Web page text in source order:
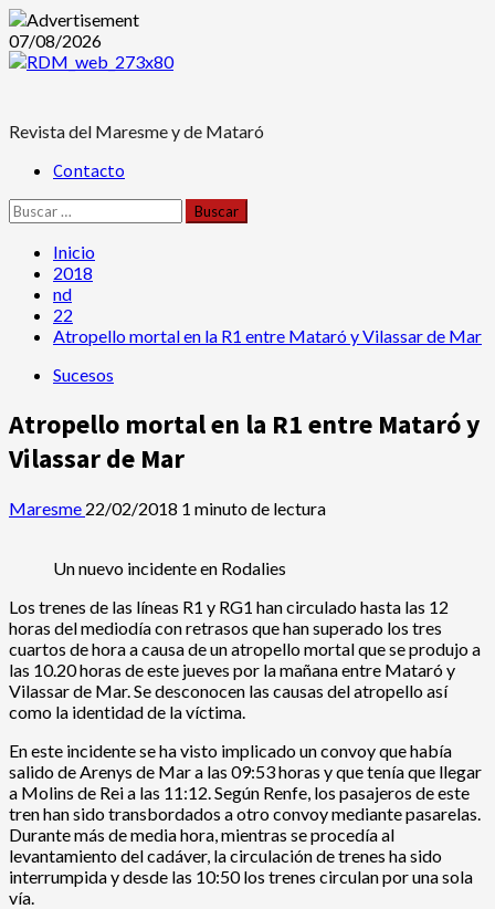
Saltar
al
07/08/2026
Revista del Maresme y de Mataró
Menú Contacto
Buscar:
Inicio
2018
nd
22
Atropello mortal en la R1 entre Mataró y Vilassar de Mar
Sucesos
Atropello mortal en la R1 entre Mataró y
Vilassar de Mar
Maresme 22/02/2018 1 minuto de lectura
Un nuevo incidente en Rodalies
Los trenes de las líneas R1 y RG1 han circulado hasta las 12
horas del mediodía conretrasos que han superado los tres
cuartos de hora a causa de un atropello mortal que se produjo a
las 10.20 horas de este jueves por la mañana entre Mataró y
Vilassar de Mar. Se desconocen las causas del atropello así
como la identidad de la víctima.
En este incidente se ha visto implicado un convoy que había
salido de Arenys de Mar a las 09:53 horas y que tenía que llegar
a Molins de Rei a las 11:12. Según Renfe, los pasajeros de este
tren han sido transbordados a otro convoy mediante pasarelas.
Durante más de media hora, mientras se procedía al
levantamiento del cadáver, la circulación de trenes ha sido
interrumpida y desde las 10:50 los trenes circulan por una sola
vía.